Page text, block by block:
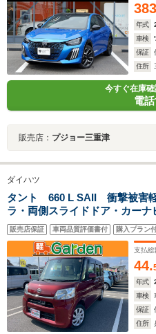
年式
車検
保証
住所
今すぐ在庫
電
販売店： プジョー三重津
ダイハツ
タント 660 L SAII 衝撃被害
ラ・両側スライドドア・カー
TV・CD/DVD再生・禁煙車・ア
ンチシート・ルームクリーニン
販売店保証 車両品質評価書付 購入プラン
支払総
44.
年式
車検
保証
住所